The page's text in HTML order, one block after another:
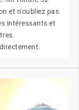
et n'oubliez pas
intéressants et